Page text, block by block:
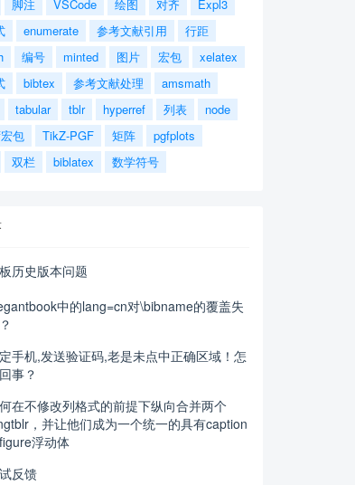
脚注 VSCode 绘图 对齐
Expl3
enumerate 参考文献引用
行距
编号 minted 图片 宏包
xelatex
bibtex 参考文献处理
amsmath
tabular tblr hyperref 列表
node
包
TikZ-PGF 矩阵
pgfplots
双栏 biblatex 数学符号
历史版本问题
中的lang=cn对\bibname的覆盖失
手机,发送验证码,老是未点中正确区域！怎
事？
在不修改列格式的前提下纵向合并两个
，并让他们成为一个统一的具有caption
浮动体
反馈